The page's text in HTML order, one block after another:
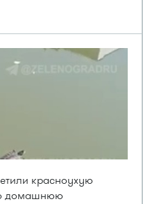
красноухую
домашнюю